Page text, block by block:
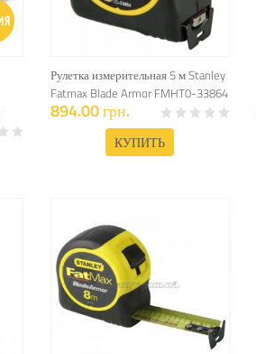
Рулетка измерительная 5 м Stanley
Fatmax Blade Armor FMHT0-33864
894.00 грн.
КУПИТЬ